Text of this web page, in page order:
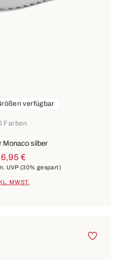
Farben
verfügbar
Monaco silber
€
UVP(30% gespart)
MWST.